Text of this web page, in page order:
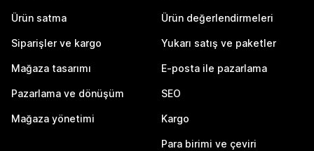
Ürün satma
Siparişler ve kargo
Mağaza tasarımı
Pazarlama ve dönüşüm
Mağaza yönetimi
Ürün değerlendirmeleri
Yukarı satış ve paketler
E-posta ile pazarlama
SEO
Kargo
Para birimi ve çeviri